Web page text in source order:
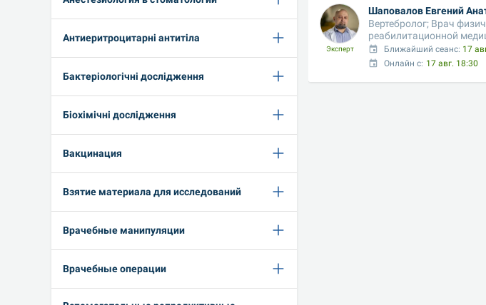
Антиеритроцитарні антитіла
Бактеріологічні дослідження
Біохімічні дослідження
Вакцинация
Взятие материала для исследований
Врачебные манипуляции
Врачебные операции
Эксперт
Шаповалов Евгений
Вертебролог; Врач
реабилитационной
Ближайший сеанс: 17
Онлайн с: 17 авг. 18:30